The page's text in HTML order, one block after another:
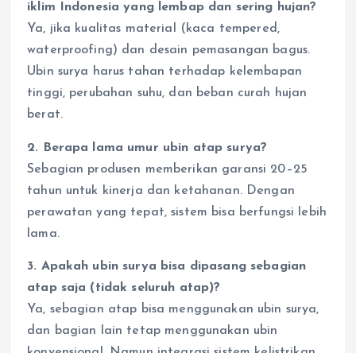
iklim Indonesia yang lembap dan sering hujan?
Ya, jika kualitas material (kaca tempered,
waterproofing) dan desain pemasangan bagus.
Ubin surya harus tahan terhadap kelembapan
tinggi, perubahan suhu, dan beban curah hujan
berat.
2. Berapa lama umur ubin atap surya?
Sebagian produsen memberikan garansi 20–25
tahun untuk kinerja dan ketahanan. Dengan
perawatan yang tepat, sistem bisa berfungsi lebih
lama.
3. Apakah ubin surya bisa dipasang sebagian
atap saja (tidak seluruh atap)?
Ya, sebagian atap bisa menggunakan ubin surya,
dan bagian lain tetap menggunakan ubin